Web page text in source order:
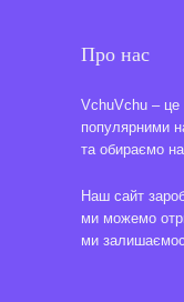
Про нас
VchuVchu – це
популярними
та обираємо
Наш сайт
ми можемо
ми